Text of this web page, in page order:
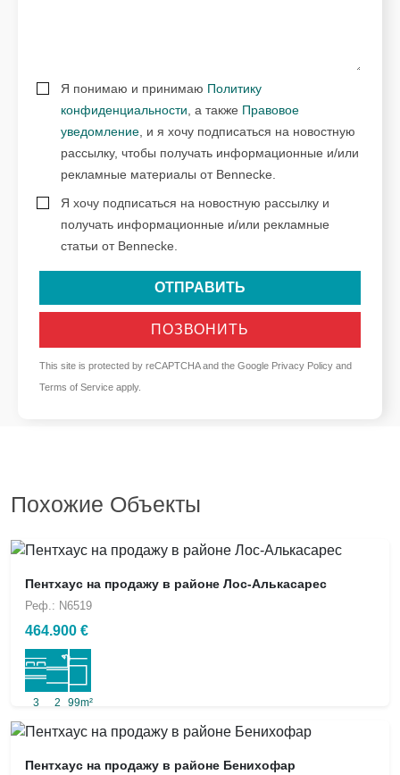
Я понимаю и принимаю Политику
конфиденциальности , а также Правовое
уведомление , и я хочу подписаться на новостную
рассылку, чтобы получать информационные и/или
рекламные материалы от Bennecke.
Я хочу подписаться на новостную рассылку и
получать информационные и/или рекламные
статьи от Bennecke.
ОТПРАВИТЬ
ПОЗВОНИТЬ
This site is protected by reCAPTCHA and the Google Privacy Policy and
Terms of Service apply.
Похожие Объекты
Пентхаус на продажу в районе Лос-Алькасарес
Реф.: N6519
464.900 €
3 2 99m²
Пентхаус на продажу в районе Бенихофар